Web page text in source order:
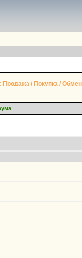
/ Покупка / Обмен